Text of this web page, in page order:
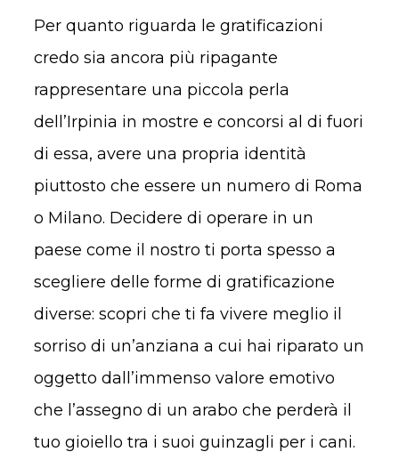
Per quanto riguarda le gratificazioni
credo sia ancora più ripagante
rappresentare una piccola perla
dell’Irpinia in mostre e concorsi al di fuori
di essa, avere una propria identità
piuttosto che essere un numero di Roma
o Milano. Decidere di operare in un
paese come il nostro ti porta spesso a
scegliere delle forme di gratificazione
diverse: scopri che ti fa vivere meglio il
sorriso di un’anziana a cui hai riparato un
oggetto dall’immenso valore emotivo
che l’assegno di un arabo che perderà il
tuo gioiello tra i suoi guinzagli per i cani.